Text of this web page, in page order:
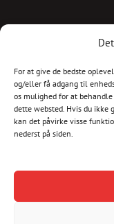
For at give de bedste
og/eller få adgang til
os mulighed for at
dette websted. Hvis du
kan det påvirke visse
nederst på siden.
Skriv til os på